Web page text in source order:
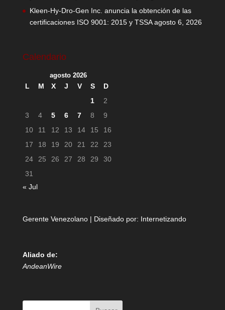
Kleen-Hy-Dro-Gen Inc. anuncia la obtención de las
certificaciones ISO 9001: 2015 y TSSA agosto 6, 2026
Calendario
agosto 2026
L M X J V S
D
1
2
3
4 5 6 7 8
9
10
11 12 13 14 15
16
17
18 19 20 21 22
23
24
25 26 27 28 29
30
31
« Jul
Gerente Venezolano | Diseñado por: Internetizando
Aliado de:
AndeanWire